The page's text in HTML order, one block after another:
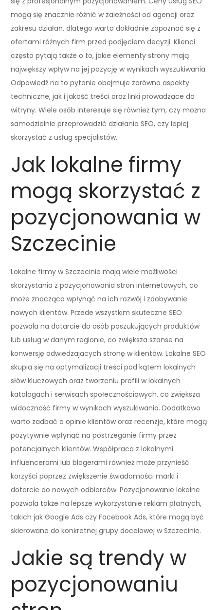
mogą się znacznie różnić w zależności od agencji oraz
zakresu działań, dlatego warto dokładnie zapoznać się z
ofertami różnych firm przed podjęciem decyzji. Klienci
często pytają także o to, jakie elementy strony mają
największy wpływ na jej pozycję w wynikach wyszukiwania.
Odpowiedź na to pytanie obejmuje zarówno aspekty
techniczne, jak i jakość treści oraz linki prowadzące do
witryny. Wiele osób interesuje się również tym, czy można
samodzielnie przeprowadzić działania SEO, czy lepiej
skorzystać z usług specjalistów.
Jak lokalne firmy
mogą skorzystać z
pozycjonowania w
Szczecinie
Lokalne firmy w Szczecinie mają wiele możliwości
skorzystania z pozycjonowania stron internetowych, co
może znacząco wpłynąć na ich rozwój i zdobywanie
nowych klientów. Przede wszystkim skuteczne SEO
pozwala na dotarcie do osób poszukujących produktów
lub usług w danym regionie, co zwiększa szanse na
konwersję odwiedzających stronę w klientów. Lokalne SEO
skupia się na optymalizacji treści pod kątem lokalnych
słów kluczowych oraz tworzeniu profili w lokalnych
katalogach i serwisach społecznościowych, co zwiększa
widoczność firmy w wynikach wyszukiwania. Dodatkowo
warto zadbać o opinie klientów oraz recenzje, które mogą
pozytywnie wpłynąć na postrzeganie firmy przez
potencjalnych klientów. Współpraca z lokalnymi
influencerami lub blogerami również może przynieść
korzyści poprzez zwiększenie świadomości marki i
dotarcie do nowych odbiorców. Pozycjonowanie lokalne
pozwala także na lepsze wykorzystanie reklam płatnych,
takich jak Google Ads czy Facebook Ads, które mogą być
skierowane do konkretnej grupy docelowej w Szczecinie.
Jakie są trendy w
pozycjonowaniu